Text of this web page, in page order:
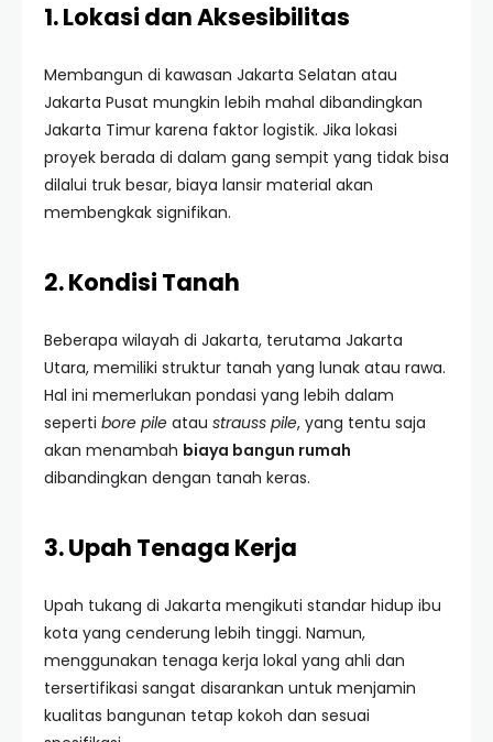
1. Lokasi dan Aksesibilitas
Membangun di kawasan Jakarta Selatan atau
Jakarta Pusat mungkin lebih mahal dibandingkan
Jakarta Timur karena faktor logistik. Jika lokasi
proyek berada di dalam gang sempit yang tidak bisa
dilalui truk besar, biaya lansir material akan
membengkak signifikan.
2. Kondisi Tanah
Beberapa wilayah di Jakarta, terutama Jakarta
Utara, memiliki struktur tanah yang lunak atau rawa.
Hal ini memerlukan pondasi yang lebih dalam
seperti bore pile atau strauss pile, yang tentu saja
akan menambah biaya bangun rumah
dibandingkan dengan tanah keras.
3. Upah Tenaga Kerja
Upah tukang di Jakarta mengikuti standar hidup ibu
kota yang cenderung lebih tinggi. Namun,
menggunakan tenaga kerja lokal yang ahli dan
tersertifikasi sangat disarankan untuk menjamin
kualitas bangunan tetap kokoh dan sesuai